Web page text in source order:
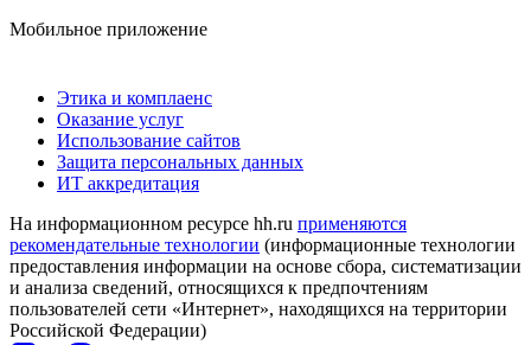
Мобильное приложение
Этика и комплаенс
Оказание услуг
Использование сайтов
Защита персональных данных
ИТ аккредитация
На информационном ресурсе hh.ru применяются
рекомендательные технологии (информационные технологии
предоставления информации на основе сбора, систематизации
и анализа сведений, относящихся к предпочтениям
пользователей сети «Интернет», находящихся на территории
Российской Федерации)